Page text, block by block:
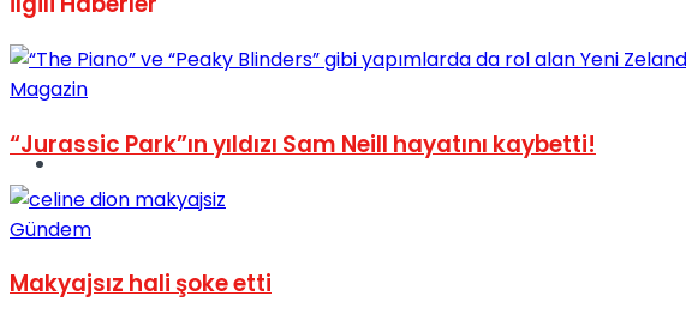
Tatil
Magazin
“Jurassic Park”ın yıldızı Sam Neill hayatını kaybetti!
Gündem
Makyajsız hali şoke etti